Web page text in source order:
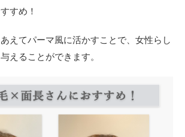
すめ！
えてパーマ風に活かすことで、女性らし
えることができます。